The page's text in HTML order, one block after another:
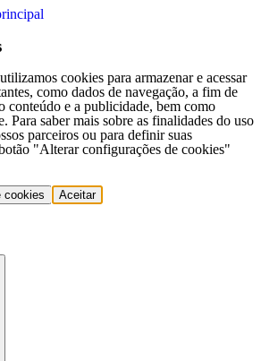
cookies para armazenar e acessar
como dados de navegação, a fim de
conteúdo e a publicidade, bem como
Para saber mais sobre as finalidades do uso
parceiros ou para definir suas
"Alterar configurações de cookies"
cookies Aceitar